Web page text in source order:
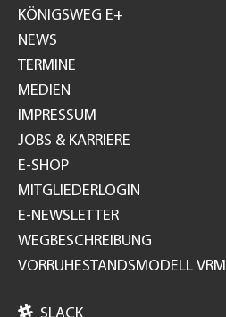
GH
KÖNIGSWEG E+
NEWS
TERMINE
MEDIEN
IMPRESSUM
JOBS & KARRIERE
E-SHOP
MITGLIEDERLOGIN
E-NEWSLETTER
WEGBESCHREIBUNG
VORRUHESTANDSMODELL VRM
